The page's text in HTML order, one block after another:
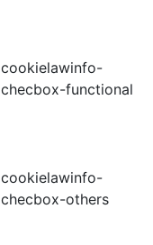
cookielawinfo-
checbox-functional
cookielawinfo-
checbox-others